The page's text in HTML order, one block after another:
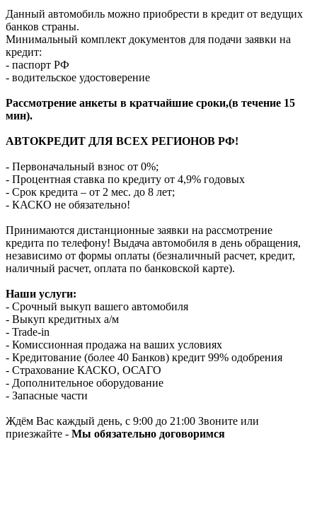
Данный автомобиль можно приобрести в кредит от ведущих
банков страны.
Минимальный комплект документов для подачи заявки на
кредит:
- паспорт РФ
- водительское удостоверение
Рассмотрение анкеты в кратчайшие сроки,(в течение 15
мин).
АВТОКРЕДИТ ДЛЯ ВСЕХ РЕГИОНОВ РФ!
- Первоначальный взнос от 0%;
- Процентная ставка по кредиту от 4,9% годовых
- Срок кредита – от 2 мес. до 8 лет;
- КАСКО не обязательно!
Принимаются дистанционные заявки на рассмотрение
кредита по телефону! Выдача автомобиля в день обращения,
независимо от формы оплаты (безналичный расчет, кредит,
наличный расчет, оплата по банковской карте).
Наши услуги:
- Срочный выкуп вашего автомобиля
- Выкуп кредитных а/м
- Trade-in
- Комиссионная продажа на ваших условиях
- Кредитование (более 40 Банков) кредит 99% одобрения
- Страхование КАСКО, ОСАГО
- Дополнительное оборудование
- Запасные части
Ждём Вас каждый день, с 9:00 до 21:00 Звоните или
приезжайте - Мы обязательно договоримся